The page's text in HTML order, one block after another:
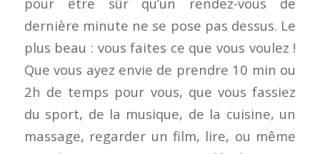
dernière minute ne se pose pas dessus. Le
plus beau : vous faites ce que vous voulez !
Que vous ayez envie de prendre 10 min ou
2h de temps pour vous, que vous fassiez
du sport, de la musique, de la cuisine, un
massage, regarder un film, lire, ou même